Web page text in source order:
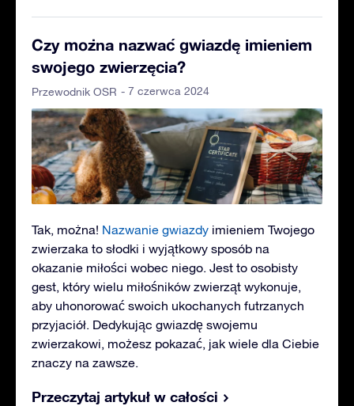
Czy można nazwać gwiazdę imieniem
swojego zwierzęcia?
Przewodnik OSR - 7 czerwca 2024
Tak, można! Nazwanie gwiazdy imieniem Twojego
zwierzaka to słodki i wyjątkowy sposób na
okazanie miłości wobec niego. Jest to osobisty
gest, który wielu miłośników zwierząt wykonuje,
aby uhonorować swoich ukochanych futrzanych
przyjaciół. Dedykując gwiazdę swojemu
zwierzakowi, możesz pokazać, jak wiele dla Ciebie
znaczy na zawsze.
Przeczytaj artykuł w całości